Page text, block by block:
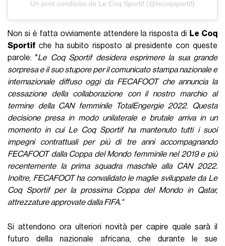
Un post condiviso da Le Coq Sportif (@lecoqsportif)
Non si è fatta ovviamente attendere la risposta di Le Coq
Sportif che ha subito risposto al presidente con queste
parole: "Le Coq Sportif desidera esprimere la sua grande
sorpresa e il suo stupore per il comunicato stampa nazionale e
internazionale diffuso oggi da FECAFOOT che annuncia la
cessazione della collaborazione con il nostro marchio al
termine della CAN femminile TotalEngergie 2022. Questa
decisione presa in modo unilaterale e brutale arriva in un
momento in cui Le Coq Sportif ha mantenuto tutti i suoi
impegni contrattuali per più di tre anni accompagnando
FECAFOOT dalla Coppa del Mondo femminile nel 2019 e più
recentemente la prima squadra maschile alla CAN 2022.
Inoltre, FECAFOOT ha convalidato le maglie sviluppate da Le
Coq Sportif per la prossima Coppa del Mondo in Qatar,
attrezzature approvate dalla FIFA."
Si attendono ora ulteriori novità per capire quale sarà il
futuro della nazionale africana, che durante le sue